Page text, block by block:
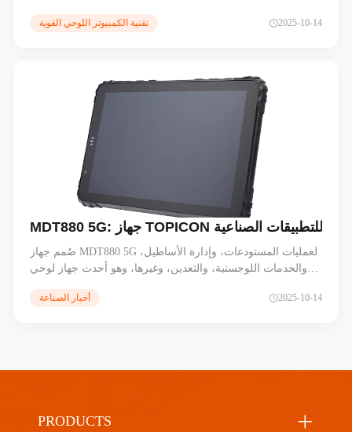
الميدان.
تقنية الكمبيوتر اللوحي القوية 2025-10-14
صُمم جهاز MDT880 5G لعمليات المستودعات، وإدارة الأساطيل،
والخدمات اللوجستية، والتعدين، وغيرها، وهو أحدث جهاز لوحي
الاحتياجات الصناعية المتزايدة. يجمع هذا الجهاز بين المتانة والأداء
أخبار الصناعة 2025-10-14
PRODUCTS